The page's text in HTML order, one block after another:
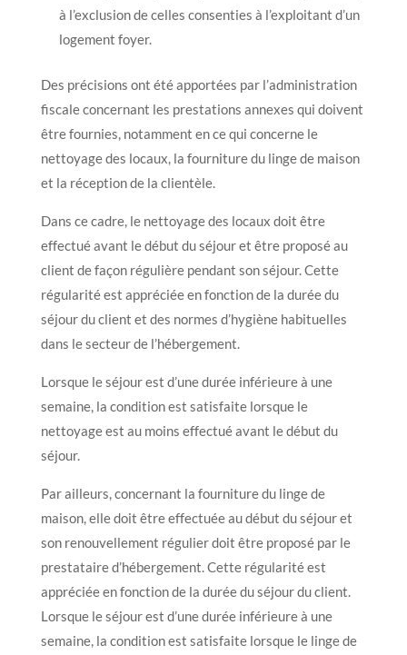
à l’exclusion de celles consenties à l’exploitant d’un
logement foyer.
Des précisions ont été apportées par l’administration
fiscale concernant les prestations annexes qui doivent
être fournies, notamment en ce qui concerne le
nettoyage des locaux, la fourniture du linge de maison
et la réception de la clientèle.
Dans ce cadre, le nettoyage des locaux doit être
effectué avant le début du séjour et être proposé au
client de façon régulière pendant son séjour. Cette
régularité est appréciée en fonction de la durée du
séjour du client et des normes d’hygiène habituelles
dans le secteur de l’hébergement.
Lorsque le séjour est d’une durée inférieure à une
semaine, la condition est satisfaite lorsque le
nettoyage est au moins effectué avant le début du
séjour.
Par ailleurs, concernant la fourniture du linge de
maison, elle doit être effectuée au début du séjour et
son renouvellement régulier doit être proposé par le
prestataire d’hébergement. Cette régularité est
appréciée en fonction de la durée du séjour du client.
Lorsque le séjour est d’une durée inférieure à une
semaine, la condition est satisfaite lorsque le linge de